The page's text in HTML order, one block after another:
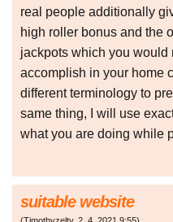
real people additionally
high roller bonus and the
jackpots which you would
accomplish in your home
different terminology to
same thing, I will use
what you are doing while
suitable website